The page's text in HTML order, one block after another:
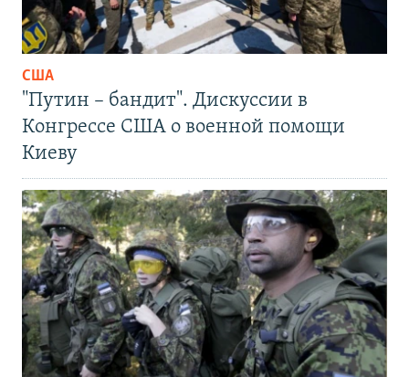
США
"Путин – бандит". Дискуссии в
Конгрессе США о военной помощи
Киеву